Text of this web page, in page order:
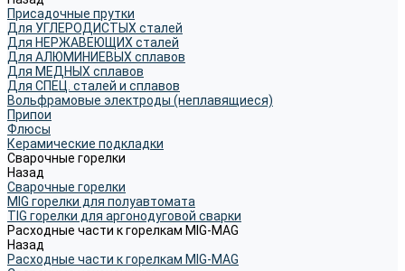
Присадочные прутки
Для УГЛЕРОДИСТЫХ сталей
Для НЕРЖАВЕЮЩИХ сталей
Для АЛЮМИНИЕВЫХ сплавов
Для МЕДНЫХ сплавов
Для СПЕЦ. сталей и сплавов
Вольфрамовые электроды (неплавящиеся)
Припои
Флюсы
Керамические подкладки
Сварочные горелки
Назад
Сварочные горелки
MIG горелки для полуавтомата
TIG горелки для аргонодуговой сварки
Расходные части к горелкам MIG-MAG
Назад
Расходные части к горелкам MIG-MAG